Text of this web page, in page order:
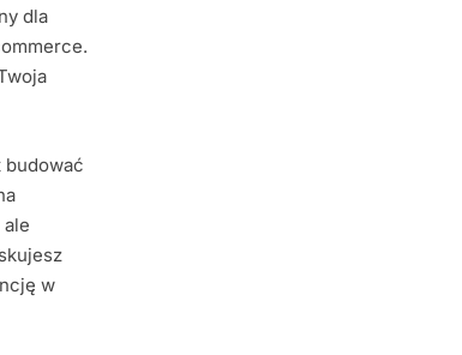
dla
budować
w